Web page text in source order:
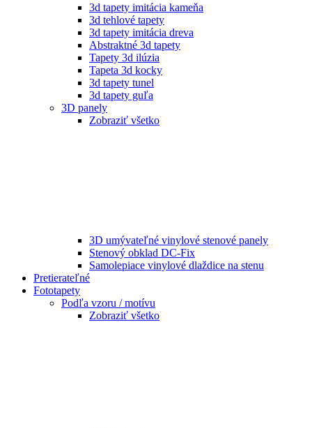
3d tapety imitácia kameňa
3d tehlové tapety
3d tapety imitácia dreva
Abstraktné 3d tapety
Tapety 3d ilúzia
Tapeta 3d kocky
3d tapety tunel
3d tapety guľa
3D panely
Zobraziť všetko
3D umývateľné vinylové stenové panely
Stenový obklad DC-Fix
Samolepiace vinylové dlaždice na stenu
Pretierateľné
Fototapety
Podľa vzoru / motívu
Zobraziť všetko